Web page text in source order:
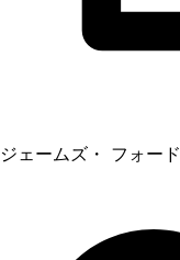
ジェームズ・ フォード